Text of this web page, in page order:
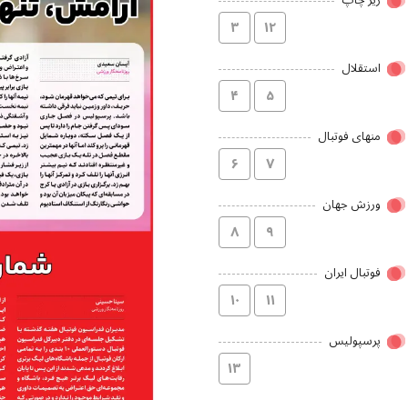
۳ ۱۲
استقلال
۴ ۵
منهای فوتبال
۶ ۷
ورزش جهان
۸ ۹
فوتبال ایران
۱۰ ۱۱
پرسپولیس
۱۳